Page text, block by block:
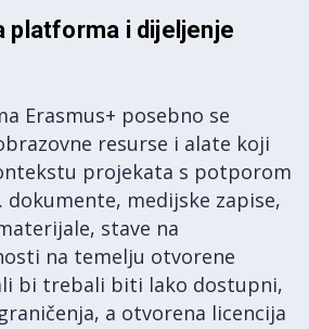
platforma i dijeljenje
Erasmus+ posebno se
resurse i alate koji
projekata s potporom
medijske zapise,
stave na
na temelju otvorene
bi trebali biti lako dostupni,
a otvorena licencija